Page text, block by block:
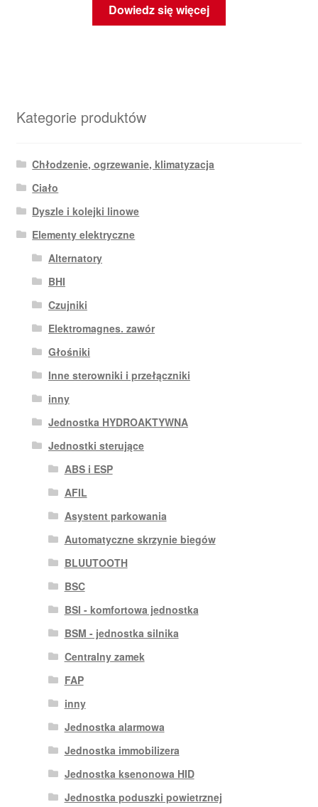
Dowiedz się więcej
Kategorie produktów
Chłodzenie, ogrzewanie, klimatyzacja
Ciało
Dyszle i kolejki linowe
Elementy elektryczne
Alternatory
BHI
Czujniki
Elektromagnes. zawór
Głośniki
Inne sterowniki i przełączniki
inny
Jednostka HYDROAKTYWNA
Jednostki sterujące
ABS i ESP
AFIL
Asystent parkowania
Automatyczne skrzynie biegów
BLUUTOOTH
BSC
BSI - komfortowa jednostka
BSM - jednostka silnika
Centralny zamek
FAP
inny
Jednostka alarmowa
Jednostka immobilizera
Jednostka ksenonowa HID
Jednostka poduszki powietrznej